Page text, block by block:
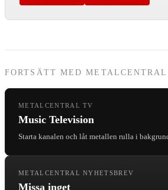
FORTSÄTT MED METALCENTRAL
METALCENTRAL TV
Music Television
Starta kanalen och låt metallen rulla i
METALCENTRAL NYHETSBREV
Missa inget